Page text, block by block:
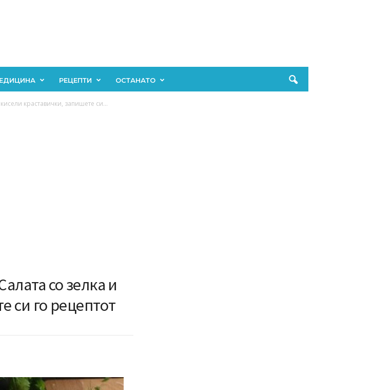
РЕЦЕПТИ ОСТАНАТО
краставички, запишете си...
со зелка и
си го рецептот